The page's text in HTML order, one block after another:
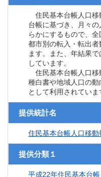
住民基本台帳人口移
台帳に基づき、月々
らかにするもので、
都市別の転入・転出
ます。また、年結果
しています。
住民基本台帳人口移
種白書や地域人口の
として利用されていま
提供統計名
住民基本台帳人口移動
提供分類１
平成22年住民基本台